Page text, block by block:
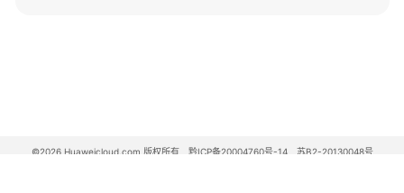
移
©2026 Huaweicloud.com 版权所有 黔ICP备20004760号-14
苏B2-20130048号